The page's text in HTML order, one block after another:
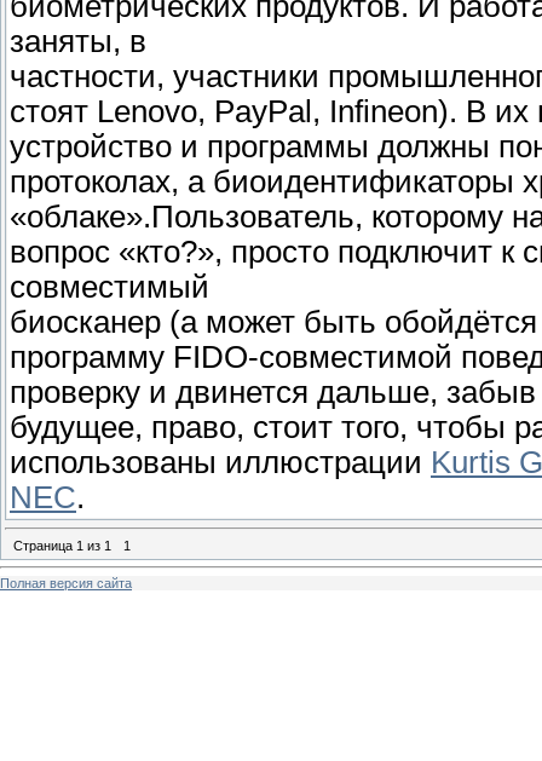
заняты, в
частности, участники
стоят Lenovo, PayPal, Infineon). В
устройство и программы должны
протоколах, а
«облаке».Пользователь, которому
вопрос «кто?», просто подключит
совместимый
биосканер (а может быть
программу FIDO-совместимой
проверку и двинется дальше,
будущее, право, стоит того, чтобы
использованы иллюстрации Kurtis
NEC.
Страница 1 из 1 1
Полная версия сайта